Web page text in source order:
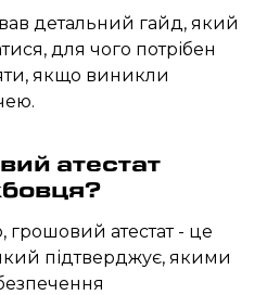
детальний гайд, який
для чого потрібен
якщо виникли
атестат
атестат - це
підтверджує, якими